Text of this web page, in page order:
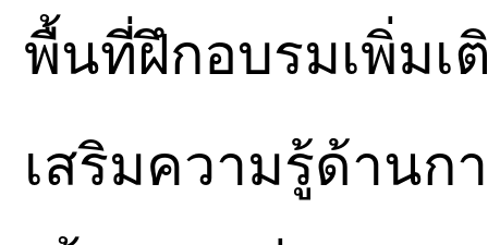
พื้นที่ฝึกอบรมเพิ่มเ
เสริมความรู้ด้านก